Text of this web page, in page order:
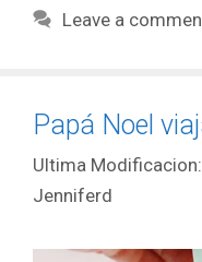
Leave a
Papá Noel
Jenniferd